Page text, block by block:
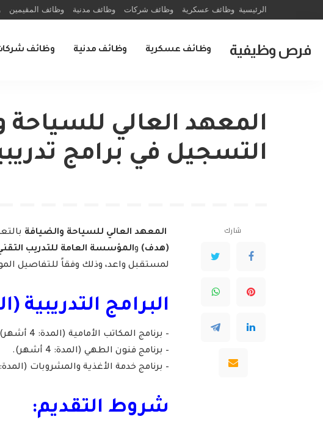
الرئيسية وظائف عسكرية وظائف شركات وظائف مدنية وظائف المقيمين
فرص وظيفية وظائف عسكرية وظائف مدنية وظائف
المعهد العالي للسياحة
التسجيل في برامج
شارك المعهد العالي للسياحة والضيافة
(هدف) والمؤسسة العامة للتدريب
لمستقبل واعد، وذلك وفقاً للتفاصيل
البرامج التدريبية
– برنامج المكاتب الأمامية (المدة: 4 أشهر).
– برنامج فنون الطهي (المدة: 4 أشهر).
– برنامج خدمة الأغذية والمشروبات (المدة: 4 أشهر).
شروط التقديم: